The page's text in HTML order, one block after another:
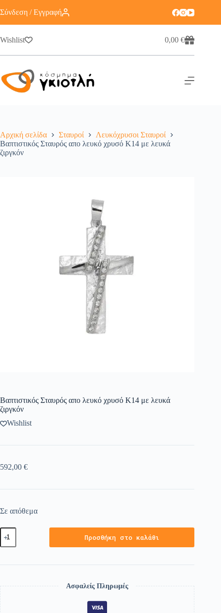
Σύνδεση / Εγγραφή
Wishlist 0,00€
Αρχική σελίδα Σταυροί
Λευκόχρυσοι Σταυροί
Βαπτιστικός Σταυρός απο λευκό χρυσό Κ14 με λευκά
ζιργκόν
Βαπτιστικός Σταυρός απο λευκό χρυσό Κ14 με λευκά
ζιργκόν
Wishlist
592,00 €
Σε απόθεμα
Προσθήκη στο καλάθι
Ασφαλείς Πληρωμές